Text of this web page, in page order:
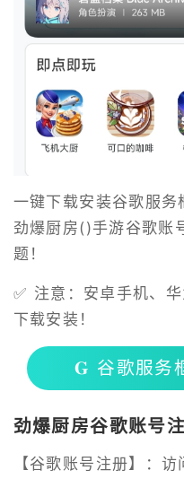
一键下载安装谷歌服务
劲爆厨房()手游谷歌账
题！
✅ 注意：安卓手机、
下载安装！
𝐆 谷歌服务
劲爆厨房谷歌账号
【谷歌账号注册】：访